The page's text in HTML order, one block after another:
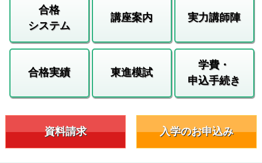
合格
システム
講座案内 実力講師陣
合格実績 東進模試
学費・
申込手続き
資料請求 入学のお申込み